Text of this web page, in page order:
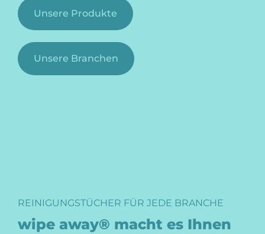
Unsere Produkte
Unsere Branchen
REINIGUNGSTÜCHER FÜR JEDE BRANCHE
wipe away® macht es Ihnen